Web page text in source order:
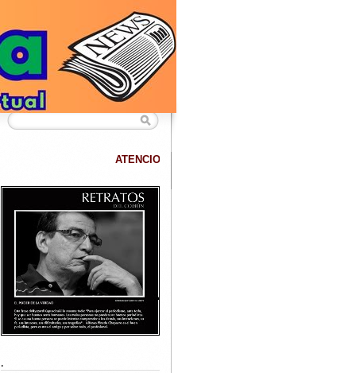
DATANET confirma que hemos superado los 40.000
.